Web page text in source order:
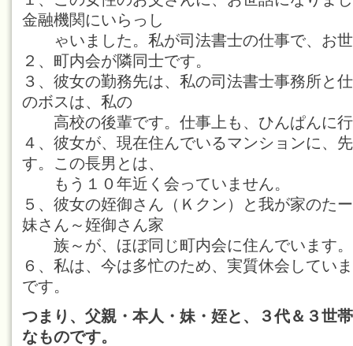
金融機関にいらっし
ゃいました。私が司法書士の仕事で、お世
２、町内会が隣同士です。
３、彼女の勤務先は、私の司法書士事務所と
のボスは、私の
高校の後輩です。仕事上も、ひんぱんに行
４、彼女が、現在住んでいるマンションに、
す。この長男とは、
もう１０年近く会っていません。
５、彼女の姪御さん（Ｋクン）と我が家のた
妹さん～姪御さん家
族～が、ほぼ同じ町内会に住んでいます。
６、私は、今は多忙のため、実質休会してい
です。
つまり、父親・本人・妹・姪と、３代＆３世
なものです。